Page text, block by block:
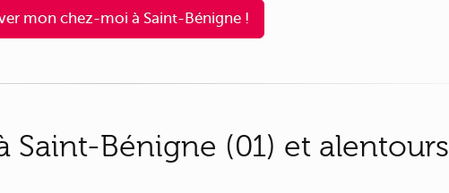
mon chez-moi à Saint-Bénigne !
Bénigne (01) et alentours